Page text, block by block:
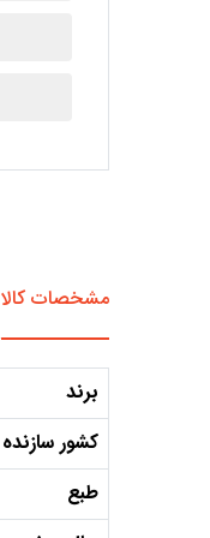
مشخصات کالا
برند
کشور سازنده
طبع